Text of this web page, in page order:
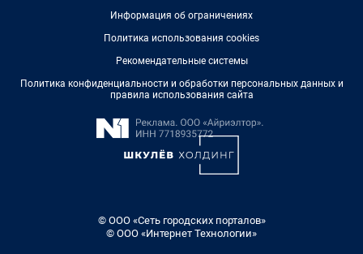
Информация об ограничениях
Политика использования cookies
Рекомендательные системы
Политика конфиденциальности и обработки персональных данных и
правила использования сайта
© ООО «Сеть городских порталов»
© ООО «Интернет Технологии»